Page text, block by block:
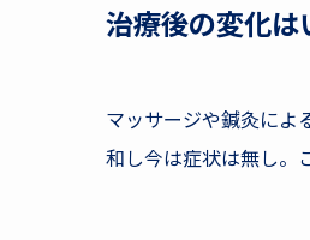
治療後の変化は
マッサージや鍼灸によ
和し今は症状は無し。